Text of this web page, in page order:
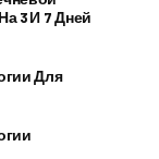
3 И 7 Дней
Для